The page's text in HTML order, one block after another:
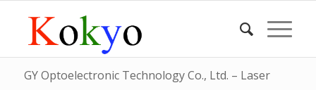
GY Optoelectronic Technology Co., Ltd. – Laser